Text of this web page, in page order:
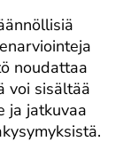
noudattaa
voi sisältää
ja jatkuvaa